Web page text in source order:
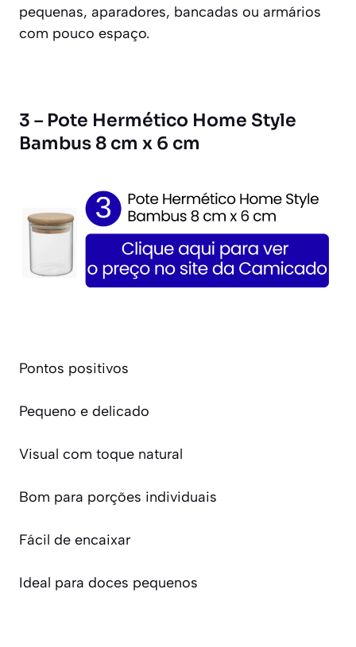
pequenas, aparadores, bancadas ou armários
com pouco espaço.
3 – Pote Hermético Home Style
Bambus 8 cm x 6 cm
Pontos positivos
Pequeno e delicado
Visual com toque natural
Bom para porções individuais
Fácil de encaixar
Ideal para doces pequenos